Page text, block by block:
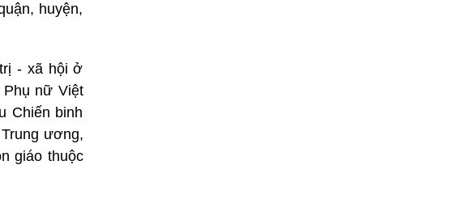
huyện,
- xã hội ở
nữ Việt
Chiến binh
ương,
giáo thuộc